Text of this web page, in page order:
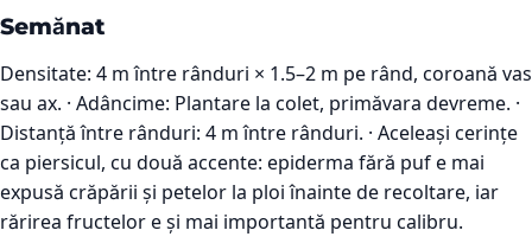
Semănat
Densitate: 4 m între rânduri × 1.5–2 m pe rând, coroană vas
sau ax. · Adâncime: Plantare la colet, primăvara devreme. ·
Distanță între rânduri: 4 m între rânduri. · Aceleași cerințe
ca piersicul, cu două accente: epiderma fără puf e mai
expusă crăpării și petelor la ploi înainte de recoltare, iar
rărirea fructelor e și mai importantă pentru calibru.